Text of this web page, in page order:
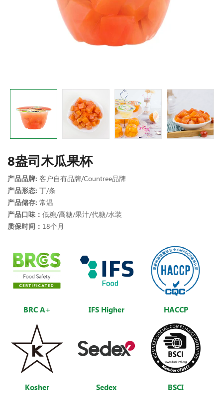
8盎司木瓜果杯
产品品牌: 客户自有品牌/Countree品牌
产品形态: 丁/条
产品储存: 常温
产品口味： 低糖/高糖/果汁/代糖/水装
质保时间： 18个月
BRC A+ IFS Higher HACCP
Kosher Sedex BSCI